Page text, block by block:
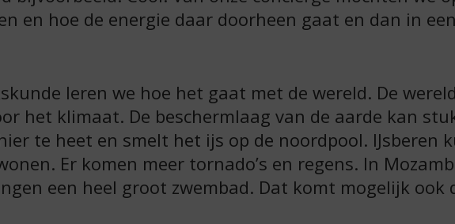
en hoe de energie daar doorheen gaat en dan in
leren we hoe het gaat met de wereld. De
het klimaat. De beschermlaag van de aarde kan
te heet en smelt het ijs op de noordpool. IJsberen
Er komen meer tornado’s en regens. In
een heel groot zwembad. Dat komt mogelijk ook